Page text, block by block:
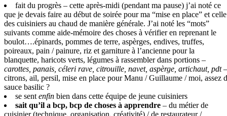
fait du progrès – cette après-midi (pendant ma pause) j’ai noté ce
que je devais faire au début de soirée pour ma “mise en place” et celle
des cuisiniers au chaud de manière générale. J’ai noté les “mots”
suivants comme aide-mémoire des choses à vérifier en reprenant le
boulot….épinards, pommes de terre, aspèrges, endives, truffes,
poireaux, pain / painure, riz et garniture à l’ancienne pour la
blanquette, haricots verts, légumes à rassembler dans portions –
carottes, panais, céleri rave, citrouille, navet, aspèrge, artichaut, pdt–
citrons, ail, persil, mise en place pour Manu / Guillaume / moi, assez
sauce basilic ?
se sent enfin bien dans cette équipe de jeune cuisiniers
sait qu’il a bcp, bcp de choses à apprendre – du métier de
cuisinier (technique, organisation, créativité) / de restaurateur /